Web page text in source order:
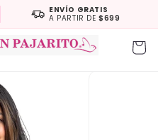
ENVÍO GRATIS
A PARTIR DE$699
Cart